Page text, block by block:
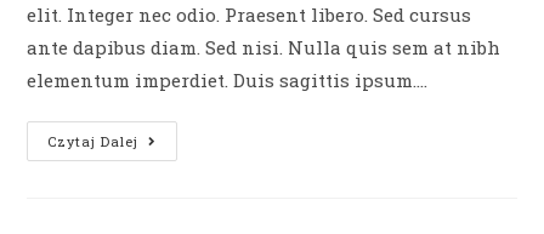
elit. Integer nec odio. Praesent libero. Sed cursus
ante dapibus diam. Sed nisi. Nulla quis sem at nibh
elementum imperdiet. Duis sagittis ipsum.…
Czytaj Dalej Tortor
Neque